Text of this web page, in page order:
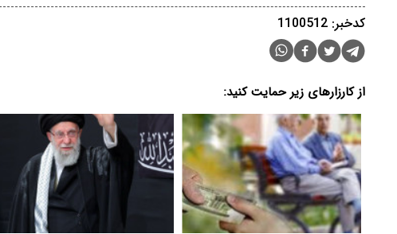
کدخبر: 1100512
از کارزارهای زیر حمایت کنید: